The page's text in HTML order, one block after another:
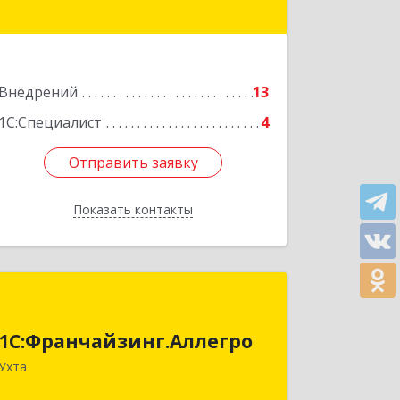
Внедрений
13
1С:Специалист
4
Отправить заявку
Показать контакты
Подробнее
Отправить заявку
Назад
1С:Франчайзинг.Аллегро
169304, Коми Респ, Ухта г, Чернова ул,